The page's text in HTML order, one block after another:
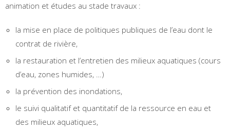
animation et études au stade travaux :
la mise en place de politiques publiques de l’eau dont le
contrat de rivière,
la restauration et l’entretien des milieux aquatiques (cours
d’eau, zones humides, …)
la prévention des inondations,
le suivi qualitatif et quantitatif de la ressource en eau et
des milieux aquatiques,